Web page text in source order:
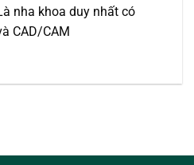
nha khoa duy nhất có
CAD/CAM